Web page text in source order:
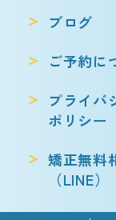
ブログ
ご予約に
プライバ
ポリシー
矯正無料
（LINE）